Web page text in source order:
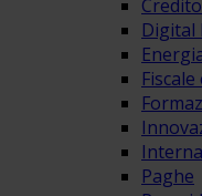
Digital
Paghe